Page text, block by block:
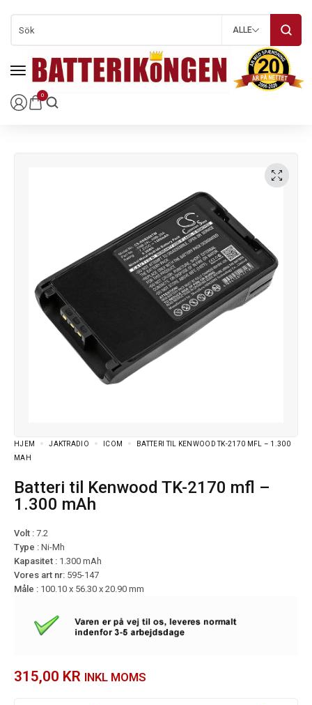
0
ALLE
HJEM JAKTRADIO ICOM
BATTERI TIL KENWOOD TK-2170 MFL – 1.300
MAH
Batteri til Kenwood TK-2170 mfl –
1.300 mAh
Volt : 7.2
Type : Ni-Mh
Kapasitet : 1.300 mAh
Vores art nr: 595-147
Måle : 100.10 x 56.30 x 20.90 mm
315,00 KR INKL MOMS